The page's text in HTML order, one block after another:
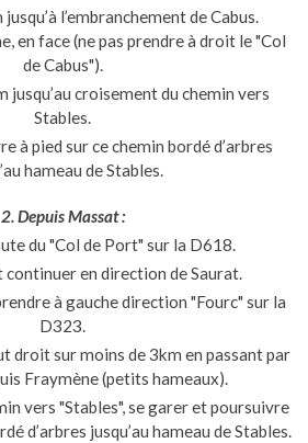
l’embranchement de Cabus.
en face (ne pas prendre à droit le "Col
de Cabus").
jusqu’au croisement du chemin vers
Stables.
à pied sur ce chemin bordé d’arbres
hameau de Stables.
2. Depuis Massat :
du "Col de Port" sur la D618.
continuer en direction de Saurat.
à gauche direction "Fourc" sur la
D323.
droit sur moins de 3km en passant par
Fraymène (petits hameaux).
vers "Stables", se garer et poursuivre
d’arbres jusqu’au hameau de Stables.